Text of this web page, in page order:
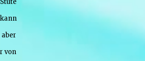
von
Original: I Dream of Jeannie)